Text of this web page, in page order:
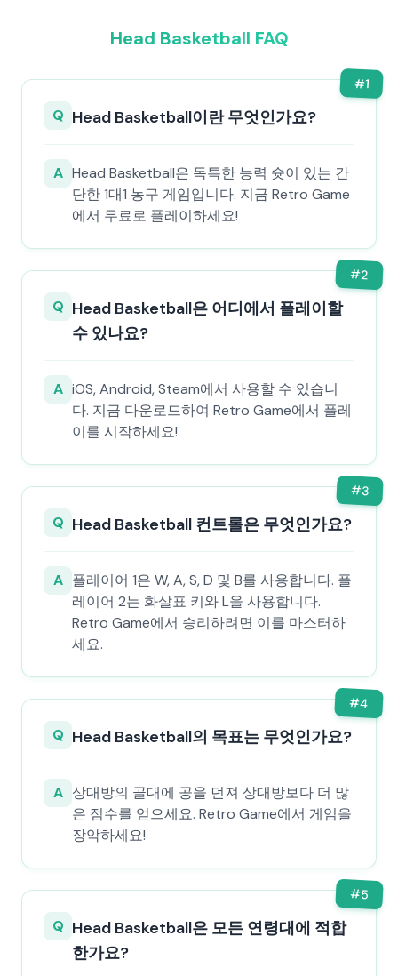
Head Basketball FAQ
#1
Q Head Basketball이란 무엇인가요?
A Head Basketball은 독특한 능력 슛이 있는 간
단한 1대1 농구 게임입니다. 지금 Retro Game
에서 무료로 플레이하세요!
#2
Q Head Basketball은 어디에서 플레이할
수 있나요?
A iOS, Android, Steam에서 사용할 수 있습니
다. 지금 다운로드하여 Retro Game에서 플레
이를 시작하세요!
#3
Q Head Basketball 컨트롤은 무엇인가요?
A 플레이어 1은 W, A, S, D 및 B를 사용합니다. 플
레이어 2는 화살표 키와 L을 사용합니다.
Retro Game에서 승리하려면 이를 마스터하
세요.
#4
Q Head Basketball의 목표는 무엇인가요?
A 상대방의 골대에 공을 던져 상대방보다 더 많
은 점수를 얻으세요. Retro Game에서 게임을
장악하세요!
#5
Q Head Basketball은 모든 연령대에 적합
한가요?